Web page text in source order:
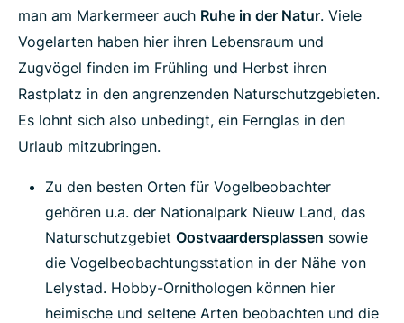
man am Markermeer auch Ruhe in der Natur. Viele
Vogelarten haben hier ihren Lebensraum und
Zugvögel finden im Frühling und Herbst ihren
Rastplatz in den angrenzenden Naturschutzgebieten.
Es lohnt sich also unbedingt, ein Fernglas in den
Urlaub mitzubringen.
Zu den besten Orten für Vogelbeobachter
gehören u.a. der Nationalpark Nieuw Land, das
Naturschutzgebiet Oostvaardersplassen sowie
die Vogelbeobachtungsstation in der Nähe von
Lelystad. Hobby-Ornithologen können hier
heimische und seltene Arten beobachten und die